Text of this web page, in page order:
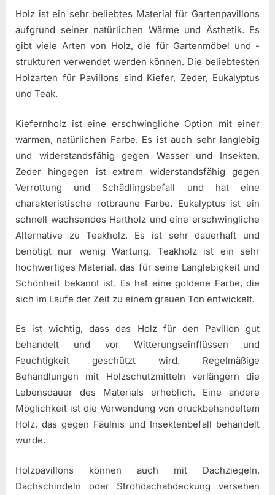
Holz ist ein sehr beliebtes Material für Gartenpavillons
aufgrund seiner natürlichen Wärme und Ästhetik. Es
gibt viele Arten von Holz, die für Gartenmöbel und -
strukturen verwendet werden können. Die beliebtesten
Holzarten für Pavillons sind Kiefer, Zeder, Eukalyptus
und Teak.
Kiefernholz ist eine erschwingliche Option mit einer
warmen, natürlichen Farbe. Es ist auch sehr langlebig
und widerstandsfähig gegen Wasser und Insekten.
Zeder hingegen ist extrem widerstandsfähig gegen
Verrottung und Schädlingsbefall und hat eine
charakteristische rotbraune Farbe. Eukalyptus ist ein
schnell wachsendes Hartholz und eine erschwingliche
Alternative zu Teakholz. Es ist sehr dauerhaft und
benötigt nur wenig Wartung. Teakholz ist ein sehr
hochwertiges Material, das für seine Langlebigkeit und
Schönheit bekannt ist. Es hat eine goldene Farbe, die
sich im Laufe der Zeit zu einem grauen Ton entwickelt.
Es ist wichtig, dass das Holz für den Pavillon gut
behandelt und vor Witterungseinflüssen und
Feuchtigkeit geschützt wird. Regelmäßige
Behandlungen mit Holzschutzmitteln verlängern die
Lebensdauer des Materials erheblich. Eine andere
Möglichkeit ist die Verwendung von druckbehandeltem
Holz, das gegen Fäulnis und Insektenbefall behandelt
wurde.
Holzpavillons können auch mit Dachziegeln,
Dachschindeln oder Strohdachabdeckung versehen